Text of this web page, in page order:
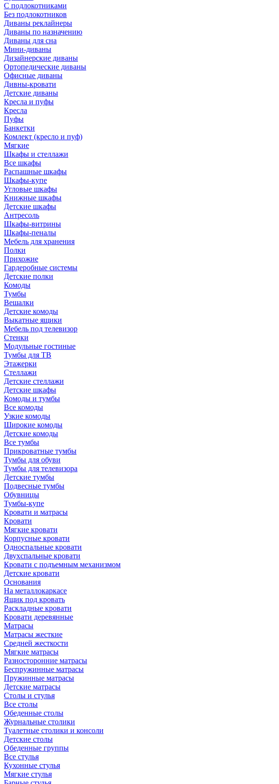
С подлокотниками
Без подлокотников
Диваны реклайнеры
Диваны по назначению
Диваны для сна
Мини-диваны
Дизайнерские диваны
Ортопедические диваны
Офисные диваны
Дивны-кровати
Детские диваны
Кресла и пуфы
Кресла
Пуфы
Банкетки
Комлект (кресло и пуф)
Мягкие
Шкафы и стеллажи
Все шкафы
Распашные шкафы
Шкафы-купе
Угловые шкафы
Книжные шкафы
Детские шкафы
Антресоль
Шкафы-витрины
Шкафы-пеналы
Мебель для хранения
Полки
Прихожие
Гардеробные системы
Детские полки
Комоды
Тумбы
Вешалки
Детские комоды
Выкатные ящики
Мебель под телевизор
Стенки
Модульные гостиные
Тумбы для ТВ
Этажерки
Стеллажи
Детские стеллажи
Детские шкафы
Комоды и тумбы
Все комоды
Узкие комоды
Широкие комоды
Детские комоды
Все тумбы
Прикроватные тумбы
Тумбы для обуви
Тумбы для телевизора
Детские тумбы
Подвесные тумбы
Обувницы
Тумбы-купе
Кровати и матрасы
Кровати
Мягкие кровати
Корпусные кровати
Односпальные кровати
Двухспальные кровати
Кровати с подъемным механизмом
Детские кровати
Основания
На металлокаркасе
Ящик под кровать
Раскладные кровати
Кровати деревянные
Матрасы
Матрасы жесткие
Средней жесткости
Мягкие матрасы
Разносторонние матрасы
Беспружинные матрасы
Пружинные матрасы
Детские матрасы
Столы и стулья
Все столы
Обеденные столы
Журнальные столики
Туалетные столики и консоли
Детские столы
Обеденные группы
Все стулья
Кухонные стулья
Мягкие стулья